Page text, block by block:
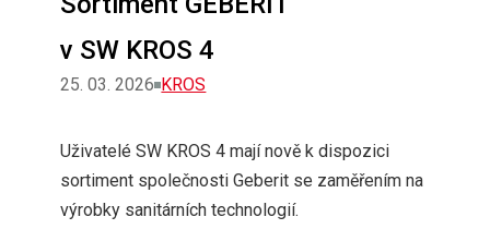
v SW KROS 4
25. 03. 2026 Rubriky
KROS
Uživatelé SW KROS 4 mají nově k dispozici
sortiment společnosti Geberit se zaměřením na
výrobky sanitárních technologií.